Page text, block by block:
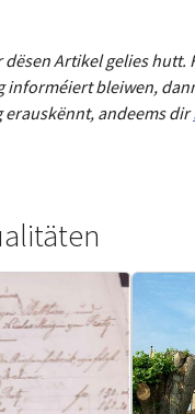
Artikel gelies hutt.
informéiert bleiwen,
erauskënnt, andeems dir